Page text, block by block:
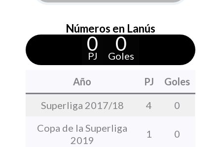
Números en Lanús
0
PJ
0
Goles
Año PJ
Goles
Superliga 2017/18
4
0
Copa de la Superliga
2019
1 0